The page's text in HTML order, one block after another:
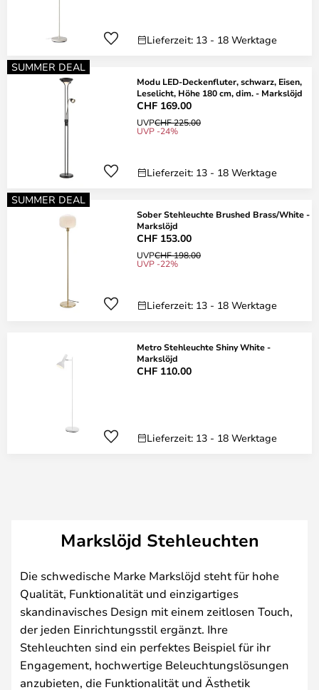
Lieferzeit: 13 - 18 Werktage
SUMMER DEAL
Modu LED-Deckenfluter, schwarz, Eisen,
Leselicht, Höhe 180 cm, dim. - Markslöjd
CHF 169.00
UVPCHF 225.00
UVP -24%
Lieferzeit: 13 - 18 Werktage
SUMMER DEAL
Sober Stehleuchte Brushed Brass/White -
Markslöjd
CHF 153.00
UVPCHF 198.00
UVP -22%
Lieferzeit: 13 - 18 Werktage
Metro Stehleuchte Shiny White -
Markslöjd
CHF 110.00
Lieferzeit: 13 - 18 Werktage
Markslöjd Stehleuchten
Die schwedische Marke Markslöjd steht für hohe
Qualität, Funktionalität und einzigartiges
skandinavisches Design mit einem zeitlosen Touch,
der jeden Einrichtungsstil ergänzt. Ihre
Stehleuchten sind ein perfektes Beispiel für ihr
Engagement, hochwertige Beleuchtungslösungen
anzubieten, die Funktionalität und Ästhetik